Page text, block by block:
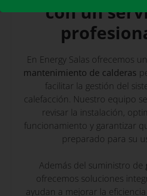
con un
En Energy Salas ofrecemos
mantenimiento de calderas
facilitar la gestión del
calefacción. Nuestro equipo
revisar la instalación,
funcionamiento y garantizar
preparado para su
Además del suministro de
ofrecemos soluciones
ayudan a mejorar la